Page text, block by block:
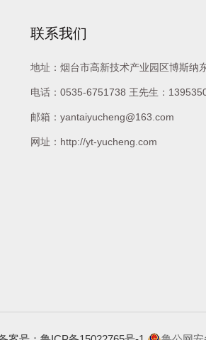
联系我们
地址：烟台市高新技术产业园区博斯纳
电话： 0535-6751738 王先生：
邮箱： yantaiyucheng@163.com
网址：http://yt-yucheng.com